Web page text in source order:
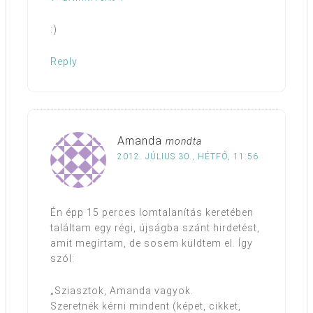
:)
Reply
Amanda mondta
2012. JÚLIUS 30., HÉTFŐ, 11:56
Én épp 15 perces lomtalanítás keretében
találtam egy régi, újságba szánt hirdetést,
amit megírtam, de sosem küldtem el. Így
szól:
„Sziasztok, Amanda vagyok.
Szeretnék kérni mindent (képet, cikket,